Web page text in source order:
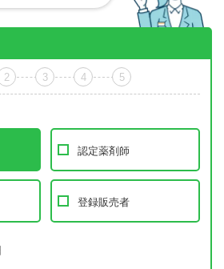
2 3 4 5
認定薬剤師
登録販売者